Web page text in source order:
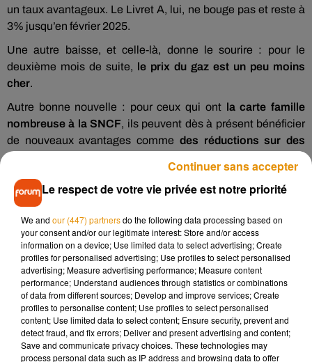
un taux avantageux. Le Livret A, lui, ne bouge pas et reste à
3% jusqu’en février 2025.
Une autre baisse, et celle-là, donne le sourire : pour le
deuxième mois de suite, le prix du gaz est un peu moins
cher.
Autre bonne nouvelle : pour ceux qui ont la carte famille
nombreuse à la SNCF, ils peuvent dès à présent bénéficier
de nouveaux avantages comme des réductions sur des
produits en magasin, ou dans des restaurants
Dernier gros changement pour plus de 4,5 millions
d’allocataires. Désormais, c’est le montant net qui devient la
RSA. Reste à savoir si la bascule va jouer en votre faveur, ou
pas.
Le respect de votre vie privée est notre priorité
We and our (447) partnersdo the following data processing based on
your consent and/or our legitimate interest: Store and/or access
information on a device; Use limited data to select advertising; Create
profiles for personalised advertising; Use profiles to select personalised
advertising; Measure advertising performance; Measure content
performance; Understand audiences through statistics or combinations
of data from different sources; Develop and improve services; Create
profiles to personalise content; Use profiles to select personalised
content; Use limited data to select content; Ensure security, prevent and
detect fraud, and fix errors; Deliver and present advertising and content;
Save and communicate privacy choices. These technologies may
process personal data such as IP address and browsing data to offer
Continuer sans accepter